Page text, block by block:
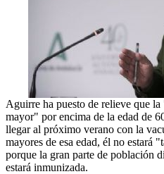
Aguirre ha puesto de relieve que
mayor" por encima de la edad de
llegar al próximo verano con la
mayores de esa edad, él no estará
porque la gran parte de población
estará inmunizada.